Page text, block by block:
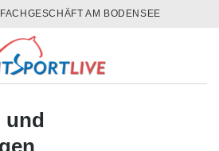
AM BODENSEE
und